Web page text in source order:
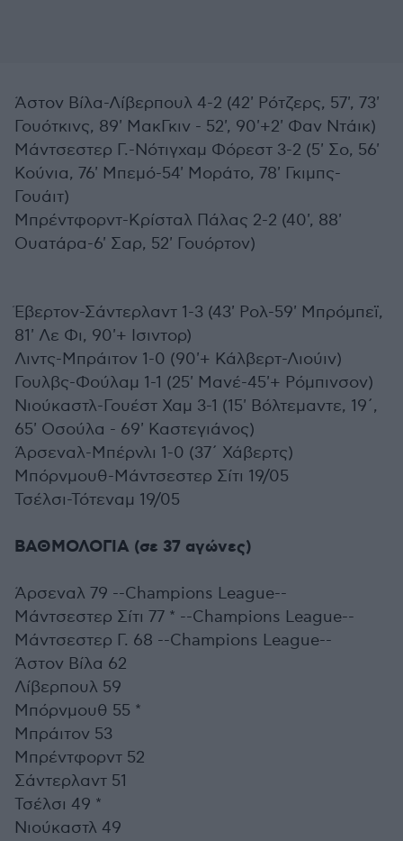
Άστον Βίλα-Λίβερπουλ 4-2 (42' Ρότζερς, 57', 73'
Γουότκινς, 89' ΜακΓκιν - 52', 90'+2' Φαν Ντάικ)
Μάντσεστερ Γ.-Νότιγχαμ Φόρεστ 3-2 (5' Σο, 56'
Κούνια, 76' Μπεμό-54' Μοράτο, 78' Γκιμπς-
Γουάιτ)
Μπρέντφορντ-Κρίσταλ Πάλας 2-2 (40', 88'
Ουατάρα-6' Σαρ, 52' Γουόρτον)
Έβερτον-Σάντερλαντ 1-3 (43' Ρολ-59' Μπρόμπεϊ,
81' Λε Φι, 90'+ Ισιντορ)
Λιντς-Μπράιτον 1-0 (90'+ Κάλβερτ-Λιούιν)
Γουλβς-Φούλαμ 1-1 (25' Μανέ-45'+ Ρόμπινσον)
Νιούκαστλ-Γουέστ Χαμ 3-1 (15' Βόλτεμαντε, 19΄,
65' Οσούλα - 69' Καστεγιάνος)
Άρσεναλ-Μπέρνλι 1-0 (37΄ Χάβερτς)
Μπόρνμουθ-Μάντσεστερ Σίτι 19/05
Τσέλσι-Τότεναμ 19/05
ΒΑΘΜΟΛΟΓΙΑ (σε 37 αγώνες)
Άρσεναλ 79 --Champions League--
Μάντσεστερ Σίτι 77 * --Champions League--
Μάντσεστερ Γ. 68 --Champions League--
Άστον Βίλα 62
Λίβερπουλ 59
Μπόρνμουθ 55 *
Μπράιτον 53
Μπρέντφορντ 52
Σάντερλαντ 51
Τσέλσι 49 *
Νιούκαστλ 49